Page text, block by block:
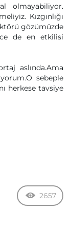
olmayabiliyor.
Kızgınlığı
gözümüzde
de en etkilisi
aslında.Ama
sebeple
herkese tavsiye
2657